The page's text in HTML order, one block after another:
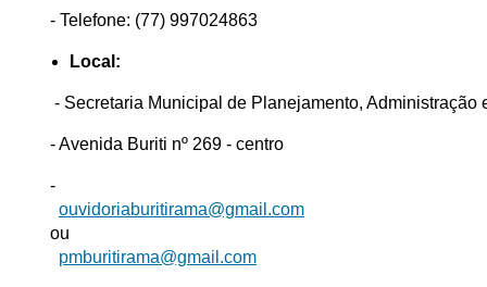
- Telefone: (77) 997024863
Local:
- Secretaria Municipal de Planejamento, Administração
- Avenida Buriti nº 269 - centro
-
ouvidoriaburitirama@gmail.com
ou
pmburitirama@gmail.com